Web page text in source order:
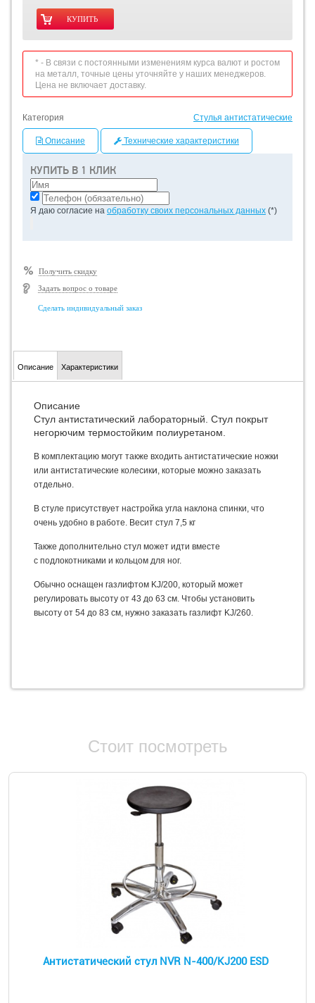
КУПИТЬ В 1 КЛИК
Я даю согласие на обработку своих персональных данных (*)
Получить скидку
Задать вопрос о товаре
Сделать индивидуальный заказ
* - В связи с постоянными изменениям курса валют и ростом
на металл, точные цены уточняйте у наших менеджеров.
Цена не включает доставку.
Категория Стулья антистатические
Описание Технические характеристики
Описание Характеристики
Описание
Стул антистатический лабораторный. Стул покрыт
негорючим термостойким полиуретаном.
В комплектацию могут также входить антистатические ножки
или антистатические колесики, которые можно заказать
отдельно.
В стуле присутствует настройка угла наклона спинки, что
очень удобно в работе. Весит стул 7,5 кг
Также дополнительно стул может идти вместе
с подлокотниками и кольцом для ног.
Обычно оснащен газлифтом KJ/200, который может
регулировать высоту от 43 до 63 см. Чтобы установить
высоту от 54 до 83 см, нужно заказать газлифт KJ/260.
Стоит посмотреть
Антистатический стул NVR N-400/KJ200 ESD